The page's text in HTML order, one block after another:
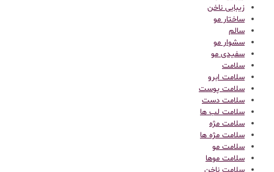
زیبایی ناخن
ساختار مو
سالم
سشوار مو
سفیدی مو
سلامت
سلامت ابرو
سلامت پوست
سلامت دست
سلامت لب ها
سلامت مژه
سلامت مژه ها
سلامت مو
سلامت موها